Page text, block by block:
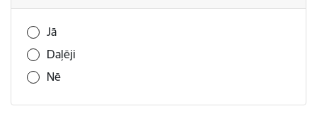
Vai šī informācija bija noderīga?
Jā
Daļēji
Nē